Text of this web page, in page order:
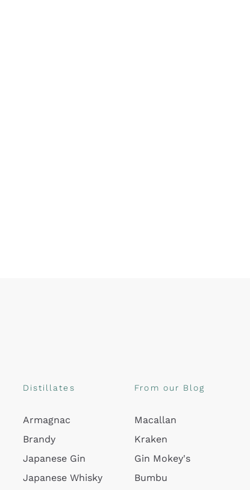
Distillates
Armagnac
Brandy
Japanese Gin
Japanese Whisky
From our Blog
Macallan
Kraken
Gin Mokey's
Bumbu